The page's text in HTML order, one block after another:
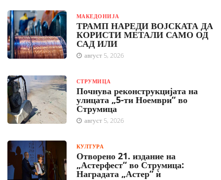
МАКЕДОНИЈА
ТРАМП НАРЕДИ ВОЈСКАТА ДА
КОРИСТИ МЕТАЛИ САМО ОД
САД ИЛИ
август 5, 2026
СТРУМИЦА
Почнува реконструкцијата на
улицата „5-ти Ноември“ во
Струмица
август 5, 2026
КУЛТУРА
Отворено 21. издание на
„Астерфест“ во Струмица:
Наградата „Астер“ ѝ